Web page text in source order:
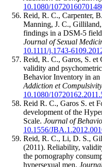
10.1080/
Reid, R. C., Carpenter,
Manning, J. C.,
findings in a DSM-5
Journal of Sexual
10.1111/j.1743-
Reid, R. C., Garos, S. et
validity and
Behavior Inventory in an
Addiction et
10.1080/
Reid R. C., Garos S. et
development of the
Scale. Journal of
10.1556/JBA.1.2012.001
Reid, R. C., Li, D. S.,
(2011). Reliability,
the pornography
hypersexual men.